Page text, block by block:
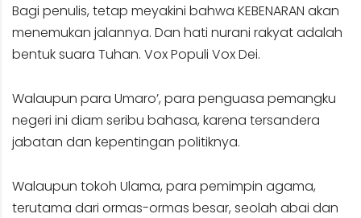
Bagi penulis, tetap meyakini bahwa KEBENARAN akan
menemukan jalannya. Dan hati nurani rakyat adalah
bentuk suara Tuhan. Vox Populi Vox Dei.
Walaupun para Umaro’, para penguasa pemangku
negeri ini diam seribu bahasa, karena tersandera
jabatan dan kepentingan politiknya.
Walaupun tokoh Ulama, para pemimpin agama,
terutama dari ormas-ormas besar, seolah abai dan